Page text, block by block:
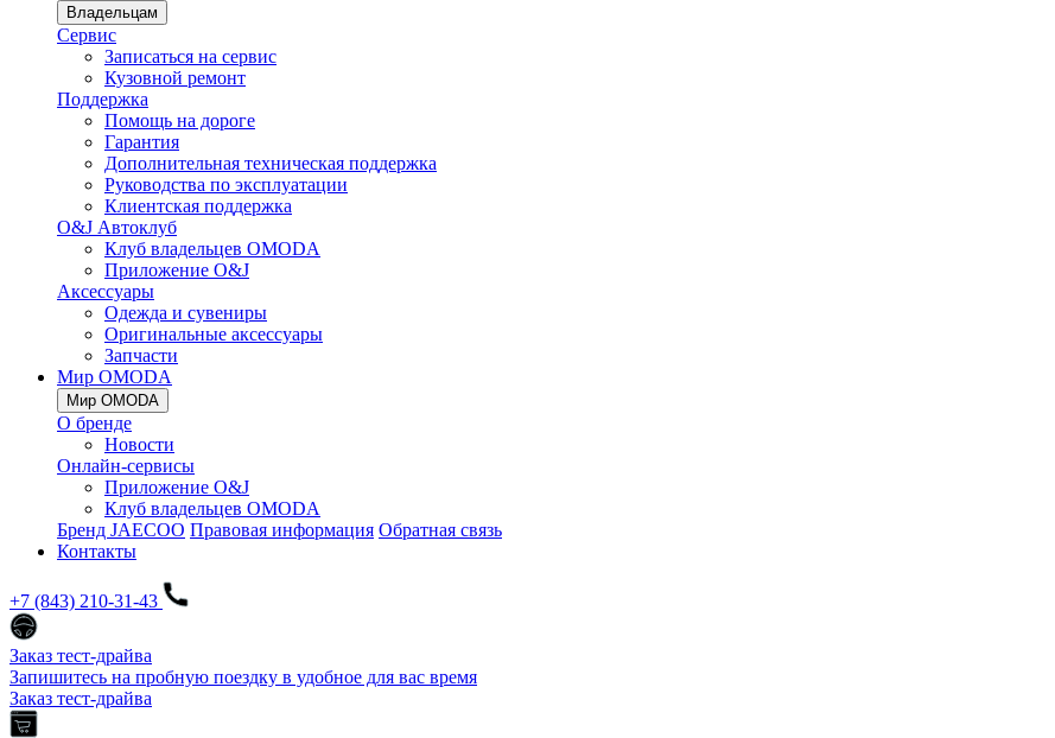
Владельцам
Сервис
Записаться на сервис
Кузовной ремонт
Поддержка
Помощь на дороге
Гарантия
Дополнительная техническая поддержка
Руководства по эксплуатации
Клиентская поддержка
O&J Автоклуб
Клуб владельцев OMODA
Приложение O&J
Аксессуары
Одежда и сувениры
Оригинальные аксессуары
Запчасти
Мир OMODA
Мир OMODA
О бренде
Новости
Онлайн-сервисы
Приложение O&J
Клуб владельцев OMODA
Бренд JAECOO Правовая информация Обратная связь
Контакты
+7 (843) 210-31-43
Заказ тест-драйва
Запишитесь на пробную поездку в удобное для вас время
Заказ тест-драйва